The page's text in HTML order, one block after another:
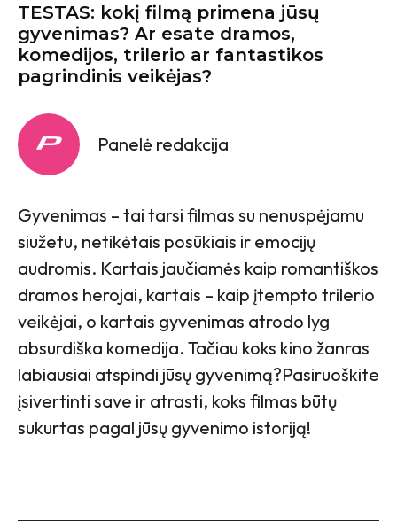
TESTAS: kokį filmą primena jūsų
gyvenimas? Ar esate dramos,
komedijos, trilerio ar fantastikos
pagrindinis veikėjas?
Panelė redakcija
Gyvenimas – tai tarsi filmas su nenuspėjamu
siužetu, netikėtais posūkiais ir emocijų
audromis. Kartais jaučiamės kaip romantiškos
dramos herojai, kartais – kaip įtempto trilerio
veikėjai, o kartais gyvenimas atrodo lyg
absurdiška komedija. Tačiau koks kino žanras
labiausiai atspindi jūsų gyvenimą?Pasiruoškite
įsivertinti save ir atrasti, koks filmas būtų
sukurtas pagal jūsų gyvenimo istoriją!